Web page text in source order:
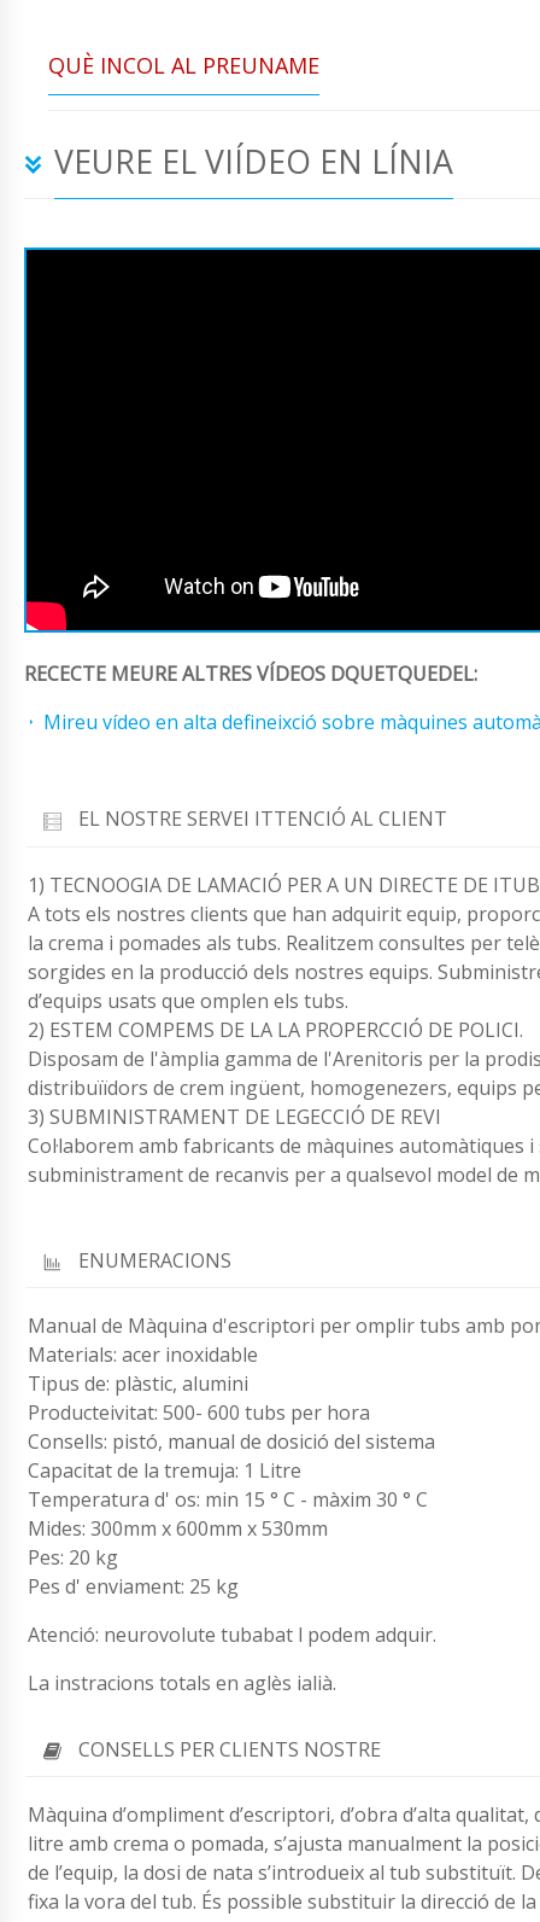
QUÈ INCOL AL PREUNAME
VEURE EL VIÍDEO EN LÍNIA
RECECTE MEURE ALTRES VÍDEOS DQUETQUEDEL:
Mireu vídeo en alta defineixció sobre màquines
EL NOSTRE SERVEI ITTENCIÓ AL CLIENT
1) TECNOOGIA DE LAMACIÓ PER A UN DIRECTE DE
A tots els nostres clients que han adquirit equip,
la crema i pomades als tubs. Realitzem consultes per
sorgides en la producció dels nostres equips.
d’equips usats que omplen els tubs.
2) ESTEM COMPEMS DE LA LA PROPERCCIÓ DE POLICI.
Disposam de l'àmplia gamma de l'Arenitoris per la
distribuïïdors de crem ingüent, homogenezers, equips
3) SUBMINISTRAMENT DE LEGECCIÓ DE REVI
Col·laborem amb fabricants de màquines
subministrament de recanvis per a qualsevol model de
ENUMERACIONS
Manual de Màquina d'escriptori per omplir tubs amb
Materials: acer inoxidable
Tipus de: plàstic, alumini
Producteivitat: 500- 600 tubs per hora
Consells: pistó, manual de dosició del sistema
Capacitat de la tremuja: 1 Litre
Temperatura d' os: min 15 ° C - màxim 30 ° C
Mides: 300mm x 600mm x 530mm
Pes: 20 kg
Pes d' enviament: 25 kg
Atenció: neurovolute tubabat l podem adquir.
La instracions totals en aglès ialià.
CONSELLS PER CLIENTS NOSTRE
Màquina d’ompliment d’escriptori, d’obra d’alta
litre amb crema o pomada, s’ajusta manualment la
de l’equip, la dosi de nata s’introdueix al tub substituït.
fixa la vora del tub. És possible substituir la direcció de